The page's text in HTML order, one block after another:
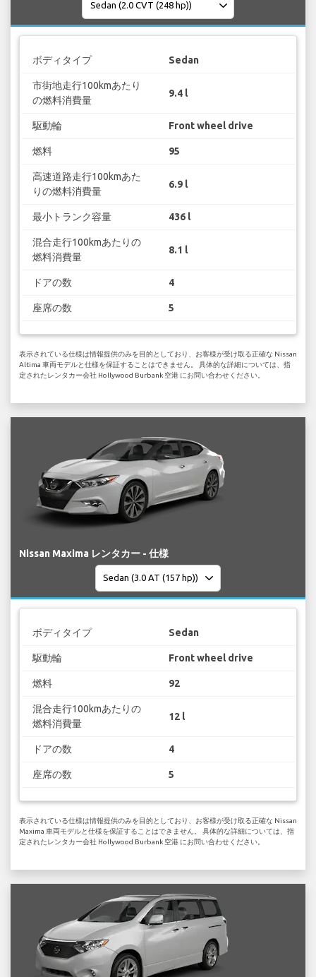
ボディタイプ Sedan
市街地走行100kmあたり
の燃料消費量
9.4 l
駆動輪 Front wheel drive
燃料 95
高速道路走行100kmあた
りの燃料消費量
6.9 l
最小トランク容量 436 l
混合走行100kmあたりの
燃料消費量
8.1 l
ドアの数 4
座席の数 5
表示されている仕様は情報提供のみを目的としており、お客様が受け取る正確な Nissan
Altima 車両モデルと仕様を保証することはできません。 具体的な詳細については、指
定されたレンタカー会社 Hollywood Burbank 空港 にお問い合わせください。
Nissan Maxima レンタカー - 仕様
ボディタイプ Sedan
駆動輪 Front wheel drive
燃料 92
混合走行100kmあたりの
燃料消費量
12 l
ドアの数 4
座席の数 5
表示されている仕様は情報提供のみを目的としており、お客様が受け取る正確な Nissan
Maxima 車両モデルと仕様を保証することはできません。 具体的な詳細については、指
定されたレンタカー会社 Hollywood Burbank 空港 にお問い合わせください。